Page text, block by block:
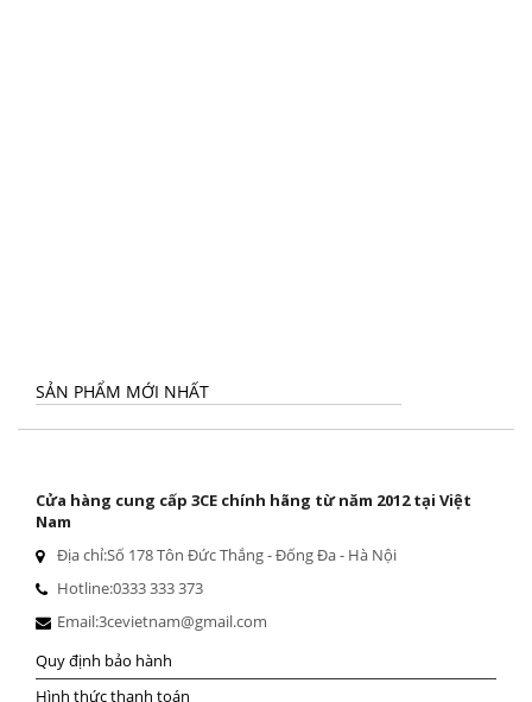
SẢN PHẨM MỚI NHẤT
Cửa hàng cung cấp 3CE chính hãng từ năm 2012 tại Việt
Nam
Địa chỉ:Số 178 Tôn Đức Thắng - Đống Đa - Hà Nội
Hotline:0333 333 373
Email:3cevietnam@gmail.com
Quy định bảo hành
Hình thức thanh toán